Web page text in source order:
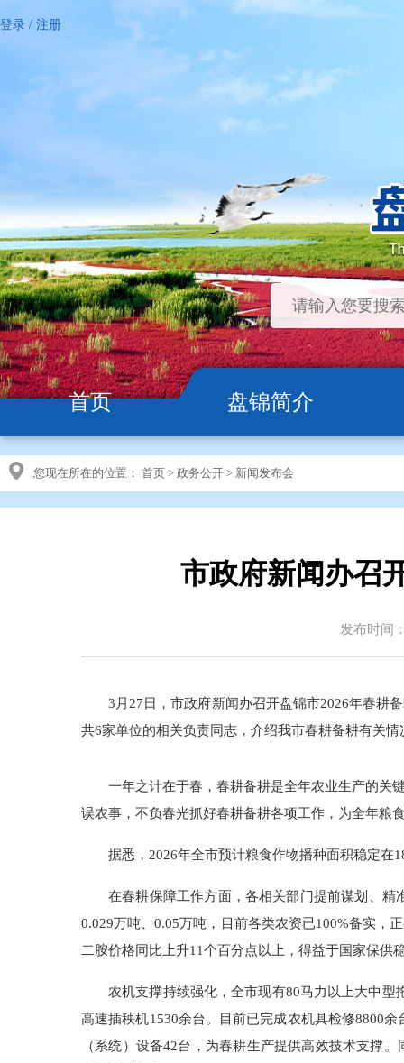
登录 / 注册
首页 盘锦简介
您现在所在的位置： 首页 > 政务公开 > 新闻发布会
市政府新闻办召
发布时间
3月27日，市政府新闻办召开盘锦市2026年春耕
共6家单位的相关负责同志，介绍我市春耕备耕有关
一年之计在于春，春耕备耕是全年农业生产的关
误农事，不负春光抓好春耕备耕各项工作，为全年粮
据悉，2026年全市预计粮食作物播种面积稳定在
在春耕保障工作方面，各相关部门提前谋划、
0.029万吨、0.05万吨，目前各类农资已100%备实，
二胺价格同比上升11个百分点以上，得益于国家保供
农机支撑持续强化，全市现有80马力以上大中型
高速插秧机1530余台。目前已完成农机具检修8800
（系统）设备42台，为春耕生产提供高效技术支撑